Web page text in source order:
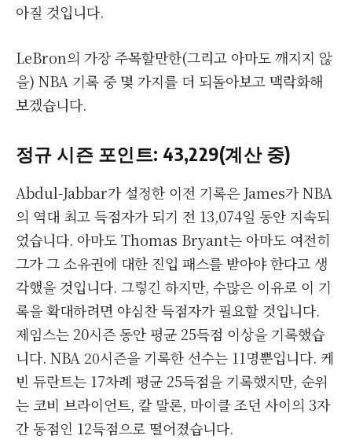
아질 것입니다.
LeBron의 가장 주목할만한(그리고 아마도 깨지지 않
을) NBA 기록 중 몇 가지를 더 되돌아보고 맥락화해
보겠습니다.
정규 시즌 포인트: 43,229(계산 중)
Abdul-Jabbar가 설정한 이전 기록은 James가 NBA
의 역대 최고 득점자가 되기 전 13,074일 동안 지속되
었습니다. 아마도 Thomas Bryant는 아마도 여전히
그가 그 소유권에 대한 진입 패스를 받아야 한다고 생
각했을 것입니다. 그렇긴 하지만, 수많은 이유로 이 기
록을 확대하려면 야심찬 득점자가 필요할 것입니다.
제임스는 20시즌 동안 평균 25득점 이상을 기록했습
니다. NBA 20시즌을 기록한 선수는 11명뿐입니다. 케
빈 듀란트는 17차례 평균 25득점을 기록했지만, 순위
는 코비 브라이언트, 칼 말론, 마이클 조던 사이의 3자
간 동점인 12득점으로 떨어졌습니다.